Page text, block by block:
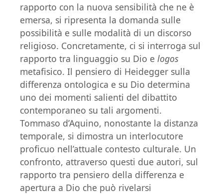
rapporto con la nuova sensibilità che ne è
emersa, si ripresenta la domanda sulle
possibilità e sulle modalità di un discorso
religioso. Concretamente, ci si interroga sul
rapporto tra linguaggio su Dio e logos
metafisico. Il pensiero di Heidegger sulla
differenza ontologica e su Dio determina
uno dei momenti salienti del dibattito
contemporaneo su tali argomenti.
Tommaso d’Aquino, nonostante la distanza
temporale, si dimostra un interlocutore
proficuo nell’attuale contesto culturale. Un
confronto, attraverso questi due autori, sul
rapporto tra pensiero della differenza e
apertura a Dio che può rivelarsi